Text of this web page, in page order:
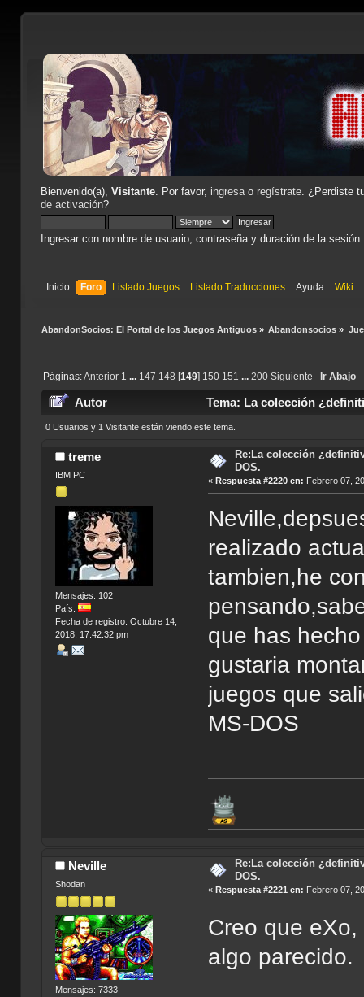
Bienvenido(a), Visitante. Por favor, ingresao regístrate. ¿Perdiste
de activación?
Ingresar con nombre de usuario, contraseña y duración de la sesión
Inicio Foro Listado Juegos Listado Traducciones Ayuda Wiki
AbandonSocios: El Portal de los Juegos Antiguos» Abandonsocios »
Páginas:Anterior 1 ... 147 148 [149] 150 151 ... 200 Siguiente Ir Abajo
Autor Tema: La colección
0 Usuarios y 1 Visitante están viendo este tema.
treme
IBM PC
Mensajes: 102
País:
Fecha de registro: Octubre 14,
2018, 17:42:32 pm
Re:La colección
DOS.
«Respuesta #2220 en: Febrero 07,
realizado
tambien,he
que has
gustaria
juegos que
MS-DOS
Neville
Shodan
Mensajes: 7333
Re:La colección
DOS.
«Respuesta #2221 en: Febrero 07,
Creo que
algo parecido.